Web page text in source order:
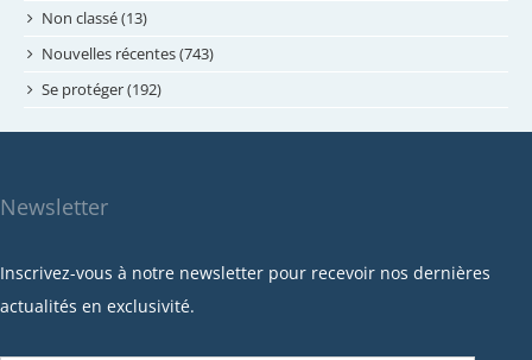
novembre 2023
octobre 2023
septembre 2023
mars 2023
janvier 2023
décembre 2022
Non classé (13)
Nouvelles récentes (743)
Se protéger (192)
Newsletter
Inscrivez-vous à notre newsletter pour recevoir nos dernières
actualités en exclusivité.